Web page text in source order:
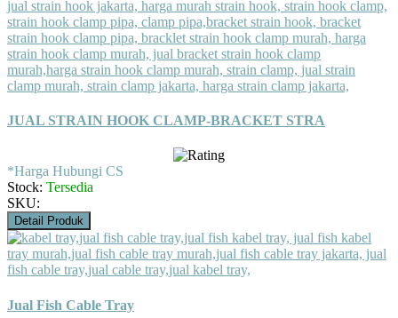
JUAL STRAIN HOOK CLAMP-BRACKET STRA
*Harga Hubungi CS
Stock: Tersedia
SKU:
Detail Produk
Jual Fish Cable Tray